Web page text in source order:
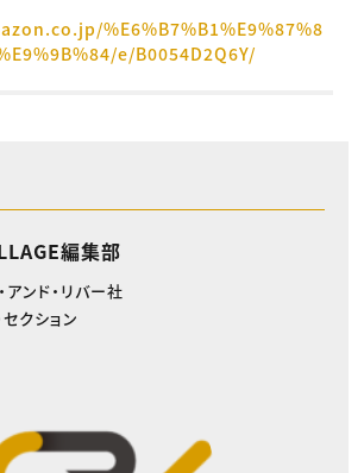
%E6%B7%B1%E9%87%8
e/B0054D2Q6Y/
編集部
ンド・リバー社
クション